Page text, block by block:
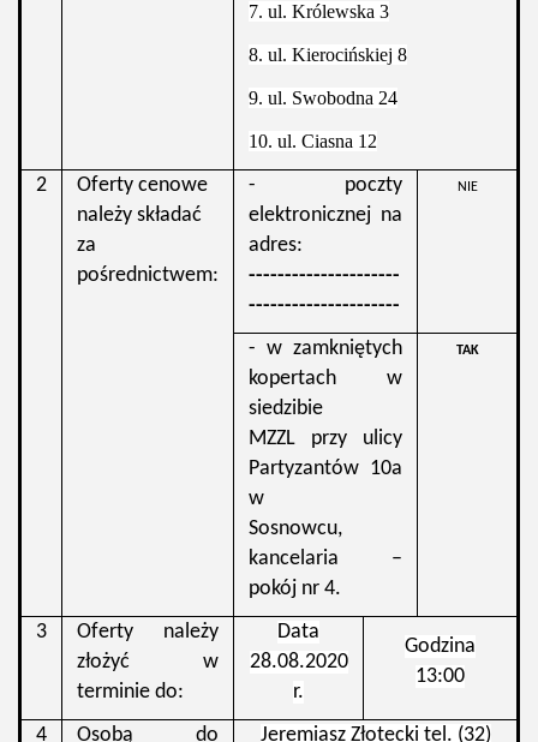
7. ul. Królewska 3
8. ul. Kierocińskiej 8
9. ul. Swobodna 24
10. ul. Ciasna 12
2
Oferty cenowe
należy składać
za
pośrednictwem:
- poczty
elektronicznej na
adres:
---------------------
---------------------
NIE
- w zamkniętych
kopertach w
siedzibie
MZZL przy ulicy
Partyzantów 10a
w
Sosnowcu,
kancelaria –
pokój nr 4.
TAK
3
Oferty należy
złożyć w
terminie do:
Data
28.08.2020
r.
Godzina
13:00
4 Osobą do Jeremiasz Złotecki tel. (32)